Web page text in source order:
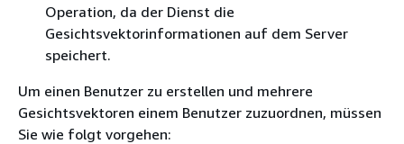
Operation, da der Dienst die
Gesichtsvektorinformationen auf dem Server
speichert.
Um einen Benutzer zu erstellen und mehrere
Gesichtsvektoren einem Benutzer zuzuordnen, müssen
Sie wie folgt vorgehen: